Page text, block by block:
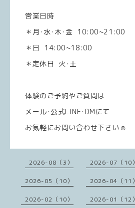
営業日時
＊月･水･木･金 10:00~21:00
＊日 14:00~18:00
＊定休日 火･土
体験のご予約やご質問は
メール･公式LINE･DMにて
お気軽にお問い合わせ下さい☺️
2026-08（3） 2026-07（10）
2026-05（10） 2026-04（11）
2026-02（10） 2026-01（12）